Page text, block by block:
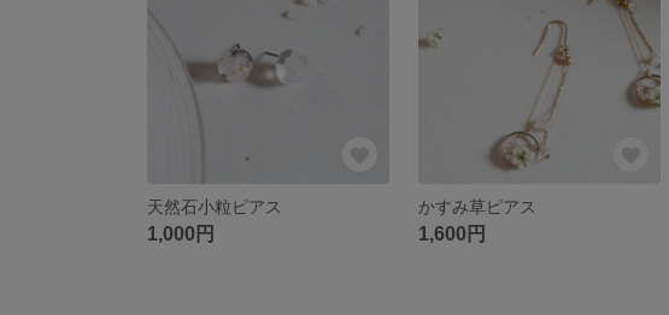
天然石小粒ピアス
1,000円
かすみ草ピアス
1,600円